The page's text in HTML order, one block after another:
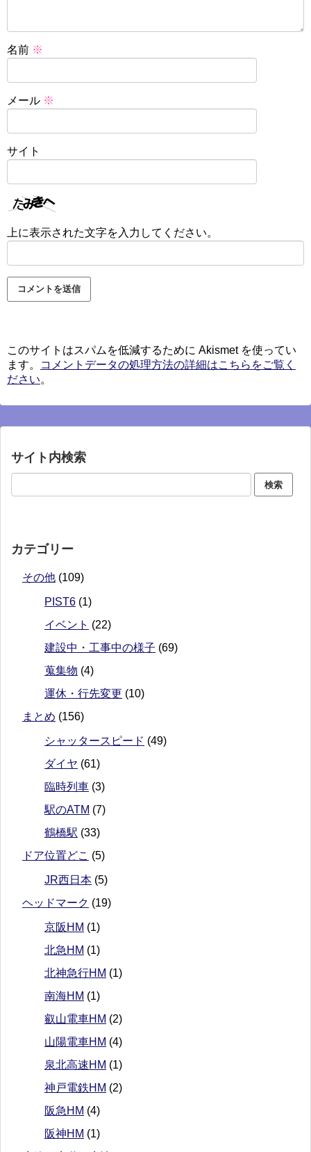
名前 ※
メール ※
サイト
上に表示された文字を入力してください。
このサイトはスパムを低減するために Akismet を使ってい
ます。
コメントデータの処理方法の詳細はこちらをご覧く
ださい。
サイト内検索
カテゴリー
その他 (109)
PIST6 (1)
イベント (22)
建設中・工事中の様子 (69)
蒐集物 (4)
運休・行先変更 (10)
まとめ (156)
シャッタースピード (49)
ダイヤ (61)
臨時列車 (3)
駅のATM (7)
鶴橋駅 (33)
ドア位置どこ (5)
JR西日本 (5)
ヘッドマーク (19)
京阪HM (1)
北急HM (1)
北神急行HM (1)
南海HM (1)
叡山電車HM (2)
山陽電車HM (4)
泉北高速HM (1)
神戸電鉄HM (2)
阪急HM (4)
阪神HM (1)